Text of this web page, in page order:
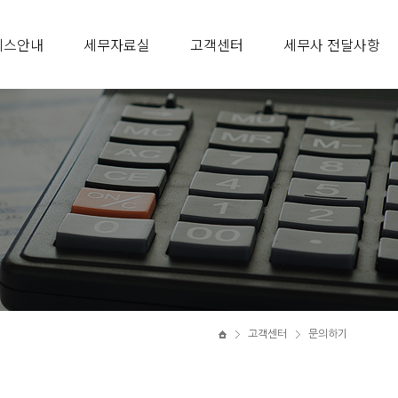
안내 세무자료실 고객센터 세무사 전달사항
고객센터 문의하기